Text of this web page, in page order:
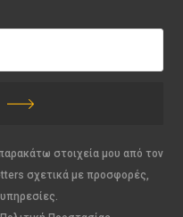
στοιχεία μου από τον
σχετικά με προσφορές,